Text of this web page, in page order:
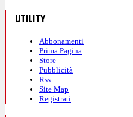
UTILITY
Abbonamenti
Prima Pagina
Store
Pubblicità
Rss
Site Map
Registrati